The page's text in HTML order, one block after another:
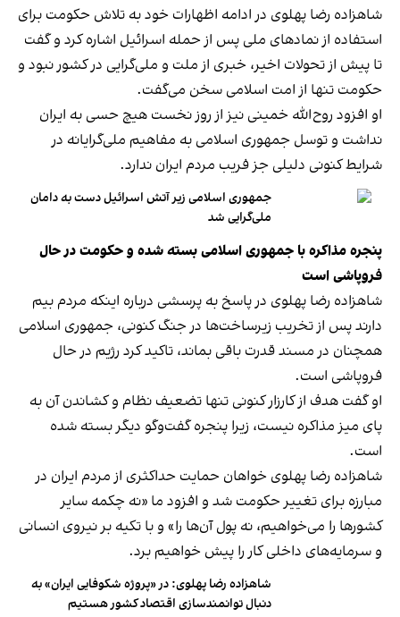
شاهزاده رضا پهلوی در ادامه اظهارات خود به تلاش حکومت برای
استفاده از نمادهای ملی پس از حمله اسرائیل اشاره کرد و گفت
تا پیش از تحولات اخیر، خبری از ملت و ملی‌گرایی در کشور نبود و
حکومت تنها از امت اسلامی سخن می‌گفت.
او افزود روح‌الله خمینی نیز از روز نخست هیچ حسی به ایران
نداشت و توسل جمهوری اسلامی به مفاهیم ملی‌گرایانه در
شرایط کنونی دلیلی جز فریب مردم ایران ندارد.
جمهوری اسلامی زیر آتش اسرائیل دست به دامان
ملی‌گرایی شد
پنجره مذاکره با جمهوری اسلامی بسته شده و حکومت در حال
فروپاشی است
شاهزاده رضا پهلوی در پاسخ به پرسشی درباره اینکه مردم بیم
دارند پس از تخریب زیرساخت‌ها در جنگ کنونی، جمهوری اسلامی
همچنان در مسند قدرت باقی بماند، تاکید کرد رژیم در حال
فروپاشی است.
او گفت هدف از کارزار کنونی تنها تضعیف نظام و کشاندن آن به
پای میز مذاکره نیست، زیرا پنجره گفت‌وگو دیگر بسته شده
است.
شاهزاده رضا پهلوی خواهان حمایت حداکثری از مردم ایران در
مبارزه برای تغییر حکومت شد و افزود ما «نه چکمه سایر
کشورها را می‌خواهیم، نه پول آن‌ها را» و با تکیه بر نیروی انسانی
و سرمایه‌های داخلی کار را پیش خواهیم برد.
شاهزاده رضا پهلوی: در «پروژه شکوفایی ایران» به
دنبال توانمندسازی اقتصاد کشور هستیم